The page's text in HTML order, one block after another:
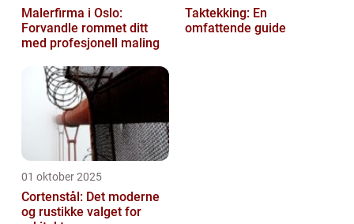
Malerfirma i Oslo:
Forvandle rommet ditt
med profesjonell maling
Taktekking: En
omfattende guide
01 oktober 2025
Cortenstål: Det moderne
og rustikke valget for